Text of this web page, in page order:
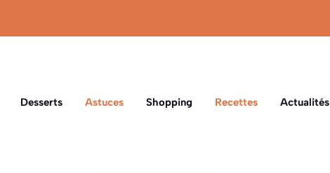
Desserts Astuces Shopping Recettes Actualités